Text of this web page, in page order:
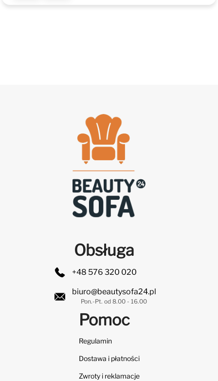
Obsługa
+48 576 320 020
biuro@beautysofa24.pl
Pon.-Pt. od 8.00 - 16.00
Pomoc
Regulamin
Dostawa i płatności
Zwroty i reklamacje